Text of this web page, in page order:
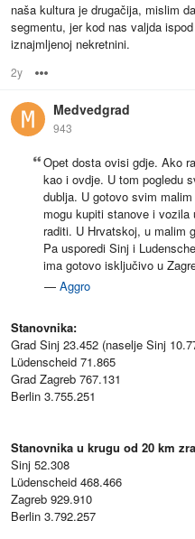
naša kultura je drugačija, mislim
segmentu, jer kod nas valjda
iznajmljenoj nekretnini.
2y
Medvedgrad
943
Opet dosta ovisi gdje. Ako
kao i ovdje. U tom pogledu
dublja. U gotovo svim
mogu kupiti stanove i
raditi. U Hrvatskoj, u malim
Pa usporedi Sinj i
ima gotovo isključivo u
— Aggro
Stanovnika:
Grad Sinj 23.452 (naselje Sinj
Lüdenscheid 71.865
Grad Zagreb 767.131
Berlin 3.755.251
Stanovnika u krugu od 20 km
Sinj 52.308
Lüdenscheid 468.466
Zagreb 929.910
Berlin 3.792.257